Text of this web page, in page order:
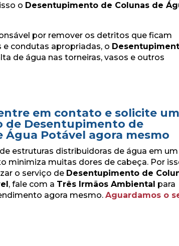
o Desentupimento de Colunas de
por remover os detritos que ficam
condutas apropriadas, o
de água nas torneiras, vasos e outros
em contato e solicite um
de Desentupimento de
Água Potável agora mesmo
estruturas distribuidoras de água em um
minimiza muitas dores de cabeça. Por
o serviço de Desentupimento de
, fale com a Três Irmãos Ambiental para
agora mesmo. Aguardamos o